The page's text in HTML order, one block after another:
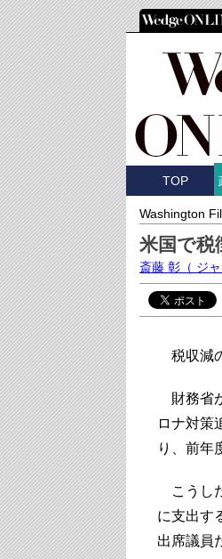
TOP
Washington
米国で税
斎藤 彰 （ ジ
税収減
財務省
ロナ対策
り、前年
こうし
に支出す
出席議員